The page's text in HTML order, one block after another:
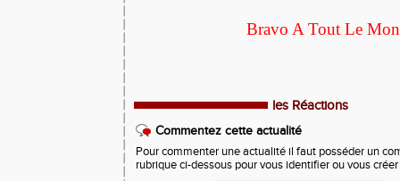
Bravo A Tout Le
les Réactions
Commentez cette actualité
Pour commenter une actualité il faut posséder un
rubrique ci-dessous pour vous identifier ou vous